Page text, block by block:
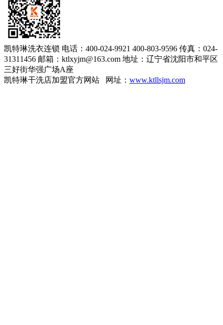
凯特琳洗衣连锁 电话：400-024-9921 400-803-9596 传真：024-
31311456 邮箱：ktlxyjm@163.com 地址：辽宁省沈阳市和平区
三好街华强广场A座
凯特琳干洗店加盟官方网站 网址： www.ktllsjm.com